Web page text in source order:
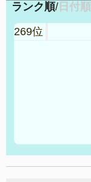
ランク順/ 日付順
269位